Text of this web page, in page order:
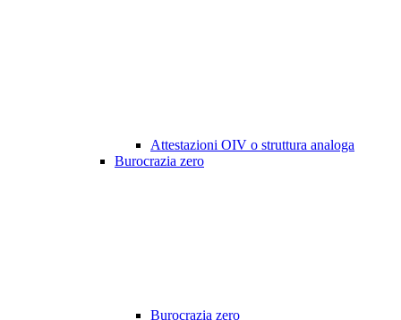
Attestazioni OIV o struttura analoga
Burocrazia zero
Burocrazia zero